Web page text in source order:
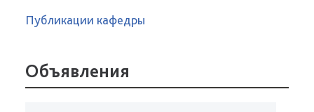
Публикации кафедры
Объявления